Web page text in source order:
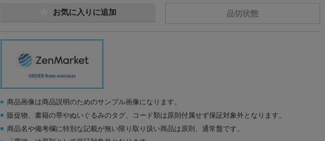
品切状態
お気に入りに追加
商品画像は商品説明のためのサンプル画像になります。
販促物、書籍の帯やぬいぐるみのタグ、コード類は原則付属せず保証対象外となります。
商品名や備考欄に特別な記載が無い限り取り扱い商品は原則、通常盤です。